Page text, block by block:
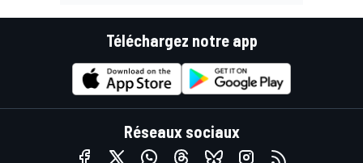
Téléchargez notre app
Réseaux sociaux